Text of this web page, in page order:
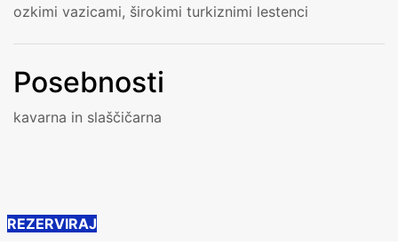
ozkimi vazicami, širokimi turkiznimi lestenci
Posebnosti
kavarna in slaščičarna
REZERVIRAJ